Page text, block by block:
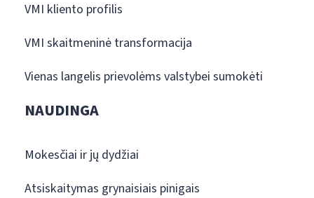
VMI kliento profilis
VMI skaitmeninė transformacija
Vienas langelis prievolėms valstybei sumokėti
NAUDINGA
Mokesčiai ir jų dydžiai
Atsiskaitymas grynaisiais pinigais